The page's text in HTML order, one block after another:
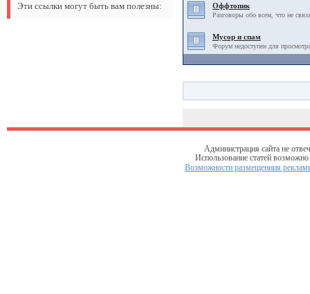
Эти ссылки могут быть вам полезны: Оффтопик
Разговоры обо всем, что не
Мусор и спам
Форум недоступен для
Администрация сайта не
Использование статей
Возможности размещениия